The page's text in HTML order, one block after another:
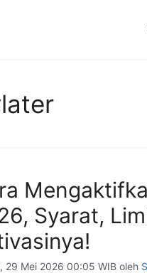
Syarat,
29 Mei 2026 00:05 WIB oleh